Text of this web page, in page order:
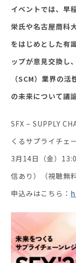
パートナー
採用情報
お問い合わせ
お役立ち資料
イベントでは、早
栄氏や名古屋商科
をはじめとした有
ップが意見交換し
（SCM）業界の
の未来について議
SFX – SUPPLY
くるサプライチェ
3月14日（金）
信あり）（視聴無料
申込みはこちら：